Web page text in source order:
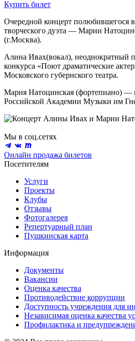
Купить билет
Очередной концерт полюбившегося
творческого дуэта — Марии
(г.Москва).
Алина Ивах(вокал), неоднократный
конкурса «Поют драматические
Московского губернского театра.
Мария Натоцинская (фортепиано) —
Российской Академии Музыки им
Мы в соц.сетях
Онлайн продажа билетов
Посетителям
Услуги
Проекты
Клубы
Отзывы
Фотогалерея
Репертуарный план
Пушкинская карта
Информация
Документы
Вакансии
Оценка качества
Противодействие коррупции
Доступность учреждения для
Независимая оценка качества
Профилактика и